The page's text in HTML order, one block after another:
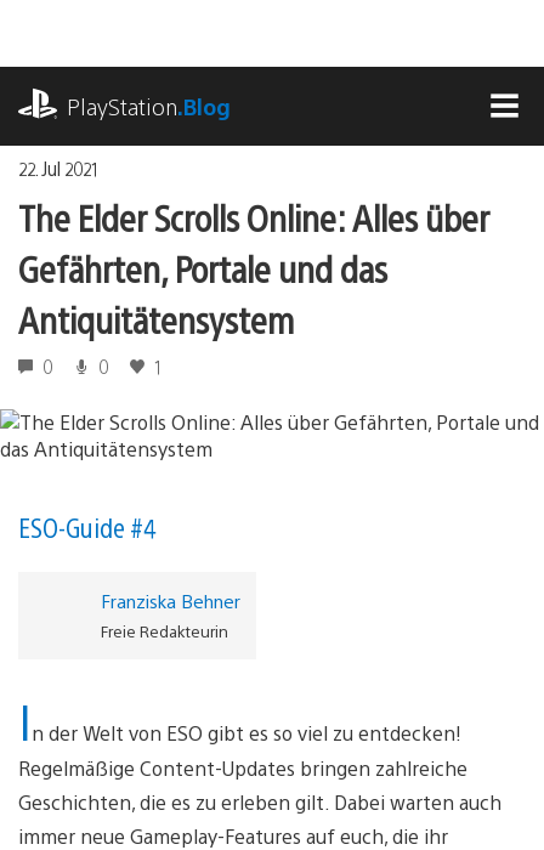
springen
PlayStation.Blog
22. Jul 2021
The Elder Scrolls Online: Alles über
Gefährten, Portale und das
Antiquitätensystem
0 0 1
ESO-Guide #4
Franziska Behner
Freie Redakteurin
In der Welt von ESO gibt es so viel zu entdecken!
Regelmäßige Content-Updates bringen zahlreiche
Geschichten, die es zu erleben gilt. Dabei warten auch
immer neue Gameplay-Features auf euch, die ihr